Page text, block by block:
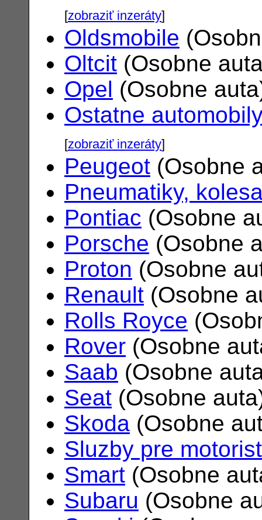
[zobraziť inzeráty]
Oldsmobile
Oltcit (Osobne
Opel (Osobne
Ostatne
[zobraziť inzeráty]
Peugeot (Osobne
Pneumatiky,
Pontiac (Osobne
Porsche (Osobne
Proton (Osobne
Renault (Osobne
Rolls Royce
Rover (Osobne
Saab (Osobne
Seat (Osobne
Skoda (Osobne
Sluzby pre
Smart (Osobne
Subaru (Osobne